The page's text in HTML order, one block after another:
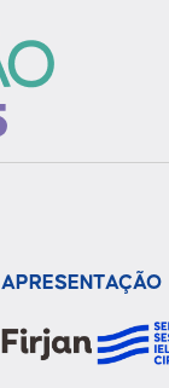
APRESENTAÇÃO